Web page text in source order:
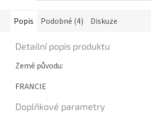
Popis Podobné (4) Diskuze
Detailní popis produktu
Země původu:
FRANCIE
Doplňkové parametry